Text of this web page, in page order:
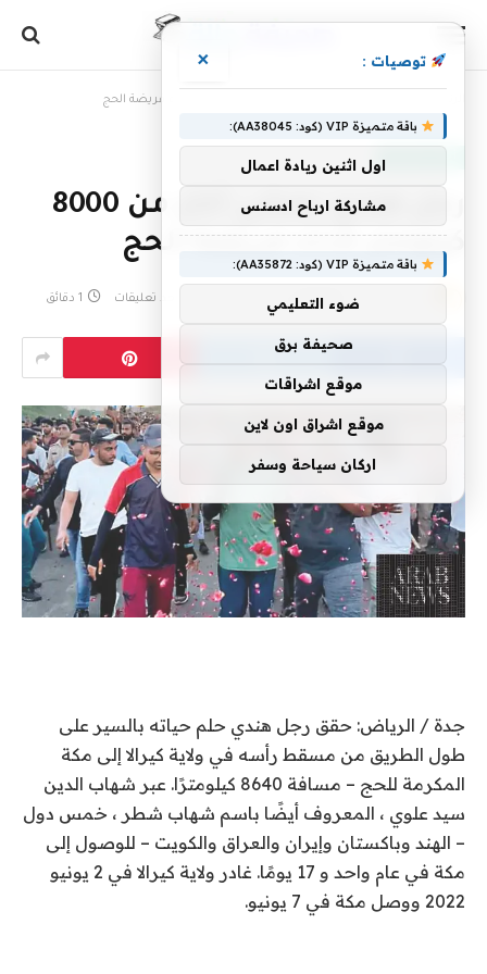
رجل هندي يمشي أكثر من 8000
كيلومتر لأداء فريضة الحج
eshrag 20 يونيو، 2023 لا توجد تعليقات 1 دقائق
جدة / الرياض: حقق رجل هندي حلم حياته بالسير على
طول الطريق من مسقط رأسه في ولاية كيرالا إلى مكة
المكرمة للحج – مسافة 8640 كيلومترًا. عبر شهاب الدين
سيد علوي ، المعروف أيضًا باسم شهاب شطر ، خمس دول
– الهند وباكستان وإيران والعراق والكويت – للوصول إلى
مكة في عام واحد و 17 يومًا. غادر ولاية كيرالا في 2 يونيو
2022 ووصل مكة في 7 يونيو.
توصيات : ×
باقة متميزة VIP (كود: AA38045):
اول اثنين ريادة اعمال
مشاركة ارباح ادسنس
باقة متميزة VIP (كود: AA35872):
ضوء التعليمي
صحيفة برق
موقع اشراقات
موقع اشراق اون لاين
اركان سياحة وسفر